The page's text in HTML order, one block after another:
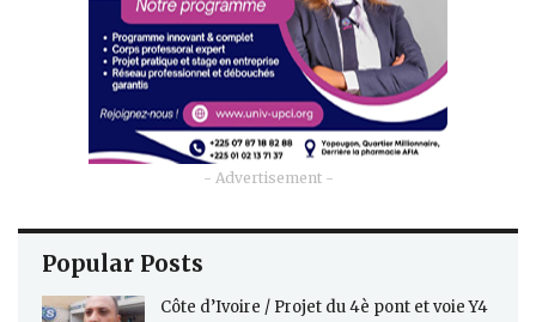
- Advertisement -
Popular Posts
Côte d’Ivoire / Projet du 4è pont et voie Y4